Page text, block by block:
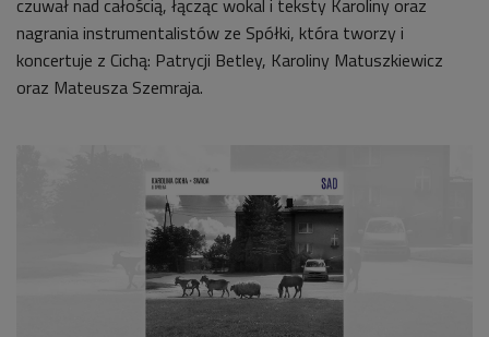
czuwał nad całością, łącząc wokal i teksty Karoliny oraz
nagrania instrumentalistów ze Spółki, która tworzy i
koncertuje z Cichą: Patrycji Betley, Karoliny Matuszkiewicz
oraz Mateusza Szemraja.